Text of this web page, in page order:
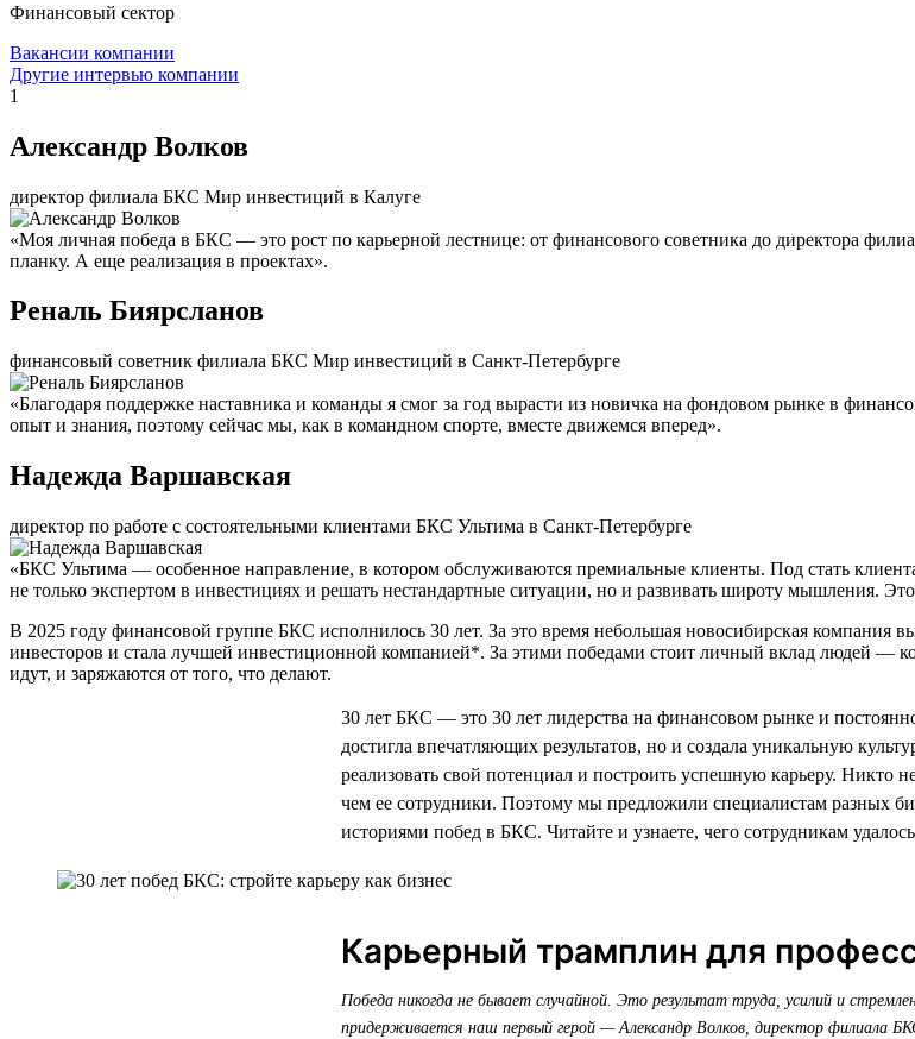
Финансовый сектор
Вакансии компании
Другие интервью компании
1
Александр Волков
директор филиала БКС Мир инвестиций в Калуге
«Моя личная победа в БКС — это рост по карьерной лестнице: от финансового советника до директора
планку. А еще реализация в проектах».
Реналь Биярсланов
финансовый советник филиала БКС Мир инвестиций в Санкт-Петербурге
«Благодаря поддержке наставника и команды я смог за год вырасти из новичка на фондовом рынке в
опыт и знания, поэтому сейчас мы, как в командном спорте, вместе движемся вперед».
Надежда Варшавская
директор по работе с состоятельными клиентами БКС Ультима в Санкт-Петербурге
«БКС Ультима — особенное направление, в котором обслуживаются премиальные клиенты. Под стать
не только экспертом в инвестициях и решать нестандартные ситуации, но и развивать широту мышления.
В 2025 году финансовой группе БКС исполнилось 30 лет. За это время небольшая новосибирская компания
инвесторов и стала лучшей инвестиционной компанией*. За этими победами стоит личный вклад людей —
идут, и заряжаются от того, что делают.
30 лет БКС — это 30 лет лидерства на финансовом рынке и
достигла впечатляющих результатов, но и создала уникальную
реализовать свой потенциал и построить успешную карьеру. Никто
чем ее сотрудники. Поэтому мы предложили специалистам разных
историями побед в БКС. Читайте и узнаете, чего сотрудникам
Карьерный трамплин для
Победа никогда не бывает случайной. Это результат труда, усилий и
придерживается наш первый герой — Александр Волков, директор филиала